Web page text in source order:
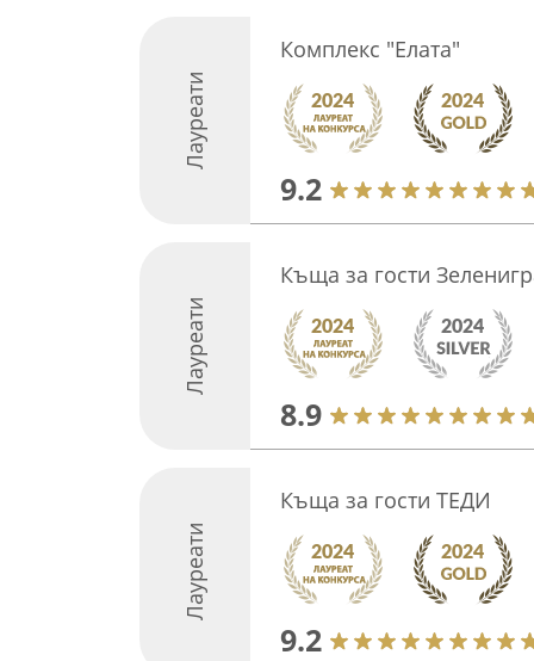
Лауреати
Комплекс "Елата"
9.2
Лауреати
Къща за гости
8.9
Лауреати
Къща за гости ТЕДИ
9.2